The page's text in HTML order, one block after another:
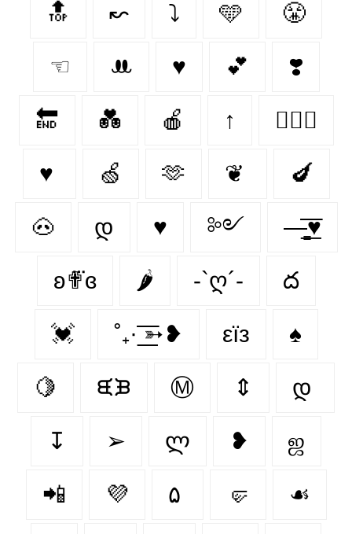
🔝 ↜ ⤵ 🩵 😤
☜ ꔚ ♥ 💕 ❣️
🔚 💑 🍎 ↑ 👩‍❤️‍👨
♥ 🍏 🫶 ❦ 🍆
🐽 დ ♥︎ ༻ —̳͟͞͞♥
ʚ✟⃛ɞ 🌶 -`ღ´- ద
💓 ˚₊· ͟͟͞͞➳❥ εїз ♠️
🍋‍ ᙙᙖ Ⓜ ⇕ დ
↧ ➢ ლ ❥ ஜ
📲 💜 ۵ 🤛 ☙